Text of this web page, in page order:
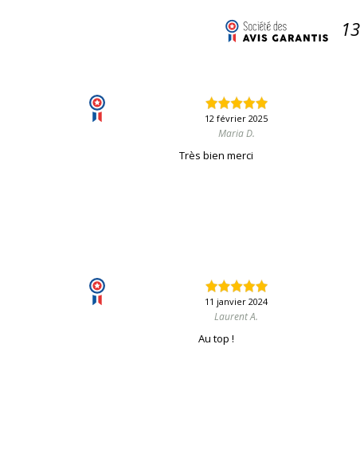
13
12 février 2025
Maria D.
Très bien merci
11 janvier 2024
Laurent A.
Au top !